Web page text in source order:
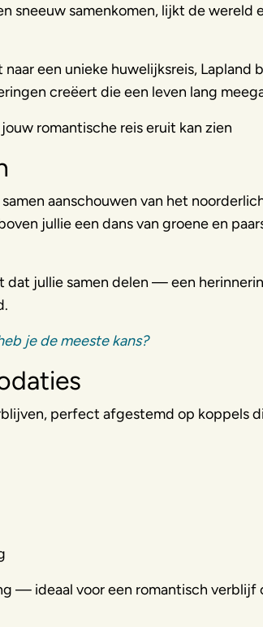
sneeuw samenkomen, lijkt de wereld
een unieke huwelijksreis, Lapland
creëert die een leven lang
romantische reis eruit kan zien
aanschouwen van het
jullie een dans van groene en
dat jullie samen delen — een
je de meeste kans?
perfect afgestemd op koppels
— ideaal voor een romantisch verblijf